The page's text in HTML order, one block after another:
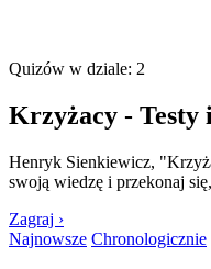
Quizów w dziale: 2
Krzyżacy -
Henryk Sienkiewicz,
swoją wiedzę i przekonaj
Zagraj ›
Najnowsze Chronologicznie